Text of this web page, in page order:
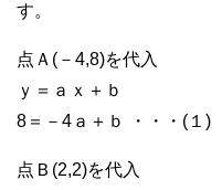
す。
点Ａ(－4,8)を代入
ｙ＝ａｘ＋ｂ
8＝－4ａ＋ｂ ・・・(１)
点Ｂ(2,2)を代入